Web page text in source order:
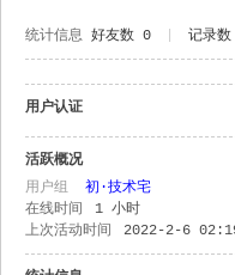
统计信息 好友数 0 记录
用户认证
活跃概况
用户组 初·技术宅
在线时间
1 小时
上次活动时间
2022-2-6